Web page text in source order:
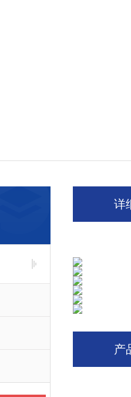
详
产